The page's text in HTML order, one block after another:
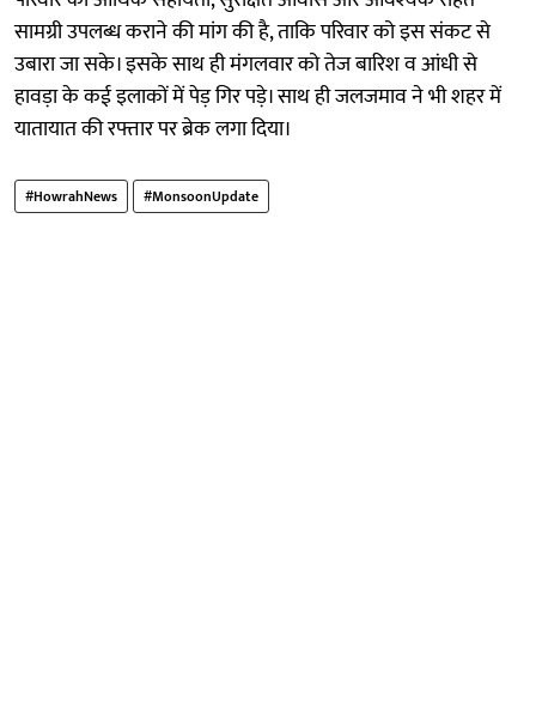
सामग्री उपलब्ध कराने की मांग की है, ताकि परिवार को इस संकट से
उबारा जा सके। इसके साथ ही मंगलवार को तेज बारिश व आंधी से
हावड़ा के कई इलाकों में पेड़ गिर पड़े। साथ ही जलजमाव ने भी शहर में
यातायात की रफ्तार पर ब्रेक लगा दिया।
#HowrahNews #MonsoonUpdate